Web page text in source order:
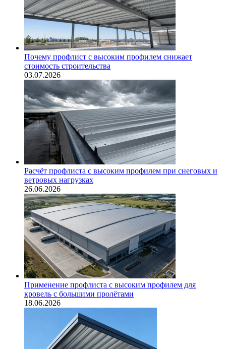
Почему профлист с высоким профилем снижает
стоимость строительства
03.07.2026
Расчёт профлиста с высоким профилем при снеговых и
ветровых нагрузках
26.06.2026
Применение профлиста с высоким профилем для
кровель с большими пролётами
18.06.2026